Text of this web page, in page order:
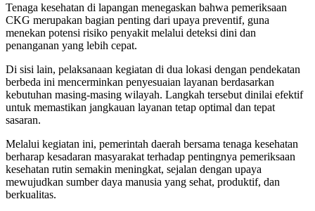
Tenaga kesehatan di lapangan menegaskan bahwa pemeriksaan
CKG merupakan bagian penting dari upaya preventif, guna
menekan potensi risiko penyakit melalui deteksi dini dan
penanganan yang lebih cepat.
Di sisi lain, pelaksanaan kegiatan di dua lokasi dengan pendekatan
berbeda ini mencerminkan penyesuaian layanan berdasarkan
kebutuhan masing-masing wilayah. Langkah tersebut dinilai efektif
untuk memastikan jangkauan layanan tetap optimal dan tepat
sasaran.
Melalui kegiatan ini, pemerintah daerah bersama tenaga kesehatan
berharap kesadaran masyarakat terhadap pentingnya pemeriksaan
kesehatan rutin semakin meningkat, sejalan dengan upaya
mewujudkan sumber daya manusia yang sehat, produktif, dan
berkualitas.